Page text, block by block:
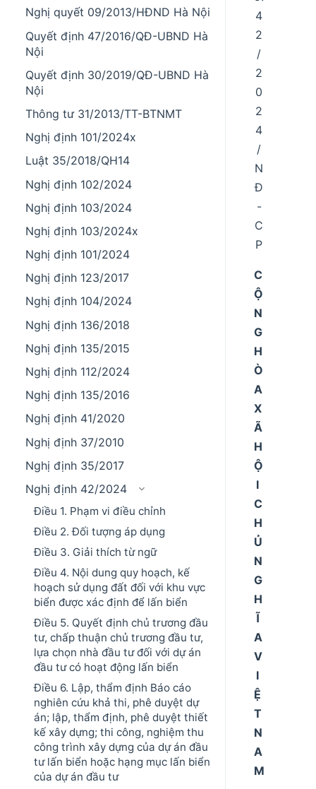
Nghị quyết 09/2013/HĐND Hà Nội
Quyết định 47/2016/QĐ-UBND Hà
Nội
Quyết định 30/2019/QĐ-UBND Hà
Nội
Thông tư 31/2013/TT-BTNMT
Nghị định 101/2024x
Luật 35/2018/QH14
Nghị định 102/2024
Nghị định 103/2024
Nghị định 103/2024x
Nghị định 101/2024
Nghị định 123/2017
Nghị định 104/2024
Nghị định 136/2018
Nghị định 135/2015
Nghị định 112/2024
Nghị định 135/2016
Nghị định 41/2020
Nghị định 37/2010
Nghị định 35/2017
Nghị định 42/2024
Điều 1. Phạm vi điều chỉnh
Điều 2. Đối tượng áp dụng
Điều 3. Giải thích từ ngữ
Điều 4. Nội dung quy hoạch, kế
hoạch sử dụng đất đối với khu vực
biển được xác định để lấn biển
Điều 5. Quyết định chủ trương đầu
tư, chấp thuận chủ trương đầu tư,
lựa chọn nhà đầu tư đối với dự án
đầu tư có hoạt động lấn biển
Điều 6. Lập, thẩm định Báo cáo
nghiên cứu khả thi, phê duyệt dự
án; lập, thẩm định, phê duyệt thiết
kế xây dựng; thi công, nghiệm thu
công trình xây dựng của dự án đầu
tư lấn biển hoặc hạng mục lấn biển
của dự án đầu tư
4
2
/
2
0
2
4
/
N
Đ
-
C
P
C
Ộ
N
G
H
Ò
A
X
Ã
H
Ộ
I
C
H
Ủ
N
G
H
Ĩ
A
V
I
Ệ
T
N
A
M